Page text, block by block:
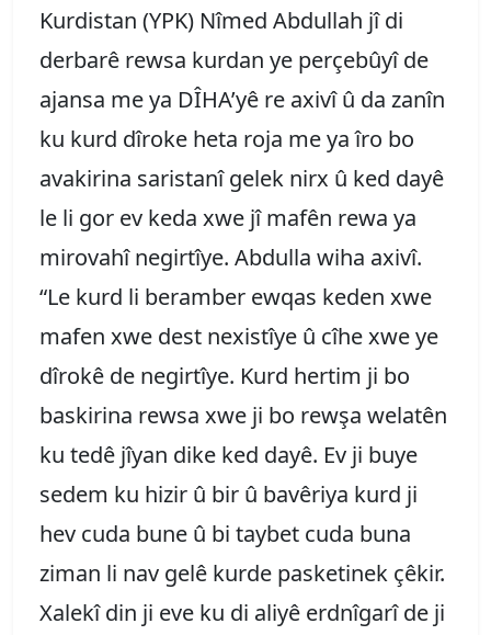
Kurdistan (YPK) Nîmed Abdullah jî di
derbarê rewsa kurdan ye perçebûyî de
ajansa me ya DÎHA’yê re axivî û da zanîn
ku kurd dîroke heta roja me ya îro bo
avakirina saristanî gelek nirx û ked dayê
le li gor ev keda xwe jî mafên rewa ya
mirovahî negirtîye. Abdulla wiha axivî.
“Le kurd li beramber ewqas keden xwe
mafen xwe dest nexistîye û cîhe xwe ye
dîrokê de negirtîye. Kurd hertim ji bo
baskirina rewsa xwe ji bo rewşa welatên
ku tedê jîyan dike ked dayê. Ev ji buye
sedem ku hizir û bir û bavêriya kurd ji
hev cuda bune û bi taybet cuda buna
ziman li nav gelê kurde pasketinek çêkir.
Xalekî din ji eve ku di aliyê erdnîgarî de ji